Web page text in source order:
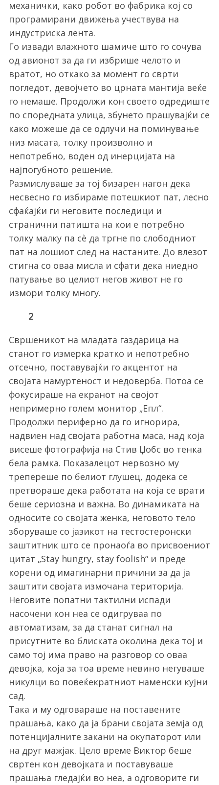
механички, како робот во фабрика кој со
програмирани движења учествува на
индустриска лента.
Го извади влажното шамиче што го сочува
од авионот за да ги избрише челото и
вратот, но откако за момент го сврти
погледот, девојчето во црната мантија веќе
го немаше. Продолжи кон своето одредиште
по споредната улица, збунето прашувајќи се
како можеше да се одлучи на поминување
низ масата, толку произволно и
непотребно, воден од инерцијата на
најпогубното решение.
Размислуваше за тој бизарен нагон дека
несвесно го избираме потешкиот пат, лесно
сфаќајќи ги неговите последици и
странични патишта на кои е потребно
толку малку па сè да тргне по слободниот
пат на лошиот след на настаните. До влезот
стигна со оваа мисла и сфати дека ниедно
патување во целиот негов живот не го
измори толку многу.
2
Свршеникот на младата газдарица на
станот го измерка кратко и непотребно
отсечно, поставувајќи го акцентот на
својата намуртеност и недоверба. Потоа се
фокусираше на екранот на својот
непримерно голем монитор „Епл“.
Продолжи периферно да го игнорира,
надвиен над својата работна маса, над која
висеше фотографија на Стив Џобс во тенка
бела рамка. Показалецот нервозно му
трепереше по белиот глушец, додека се
претвораше дека работата на која се врати
беше сериозна и важна. Во динамиката на
односите со својата женка, неговото тело
зборуваше со јазикот на тестостеронски
заштитник што се пронаоѓа во присвоениот
цитат „Stay hungry, stay foolish“ и преде
корени од имагинарни причини за да ја
заштити својата измочана територија.
Неговите попатни тактилни испади
насочени кон неа се одигруваа по
автоматизам, за да станат сигнал на
присутните во блиската околина дека тој и
само тој има право на разговор со оваа
девојка, која за тоа време невино негуваше
никулци во повеќекратниот наменски кујни
сад.
Така и му одговараше на поставените
прашања, како да ја брани својата земја од
потенцијалните закани на окупаторот или
на друг мажјак. Цело време Виктор беше
свртен кон девојката и поставуваше
прашања гледајќи во неа, а одговорите ги